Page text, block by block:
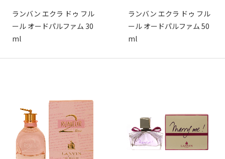
ランバン エクラ ドゥ フル
ール オードパルファム 30
ml
ランバン エクラ ドゥ フル
ール オードパルファム 50
ml